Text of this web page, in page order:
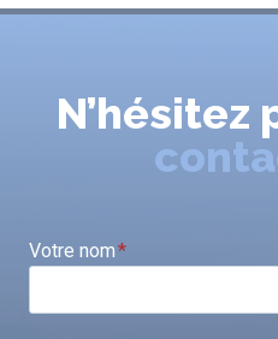
N’hésitez
Votre nom*